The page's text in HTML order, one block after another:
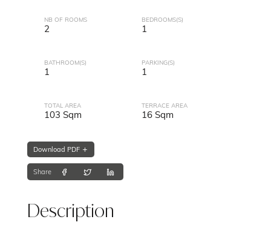
NB OF ROOMS
2
BEDROOMS(S)
1
BATHROOM(S)
1
PARKING(S)
1
TOTAL AREA
103 Sqm
TERRACE AREA
16 Sqm
Download PDF
Share
Description